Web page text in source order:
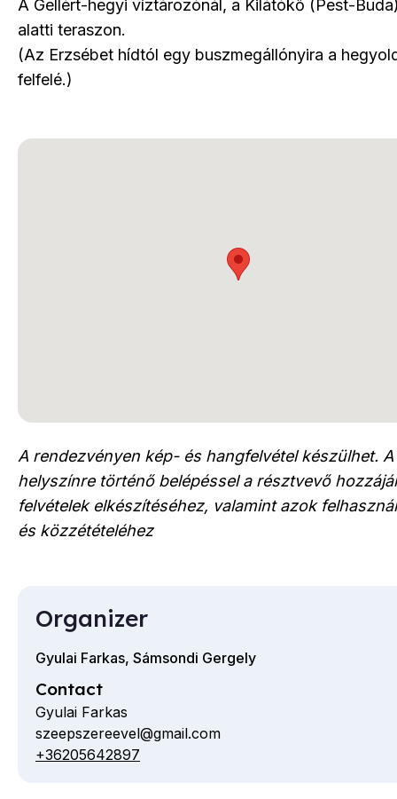
A Gellért-hegyi víztározónál, a Kilátókő (Pest-
alatti teraszon.
(Az Erzsébet hídtól egy buszmegállónyira a
felfelé.)
A rendezvényen kép- és hangfelvétel készülhet. A
helyszínre történő belépéssel a résztvevő
felvételek elkészítéséhez, valamint azok
és közzétételéhez
Organizer
Gyulai Farkas, Sámsondi Gergely
Contact
Gyulai Farkas
Email
szeepszereevel@gmail.com
Telephone
+36205642897